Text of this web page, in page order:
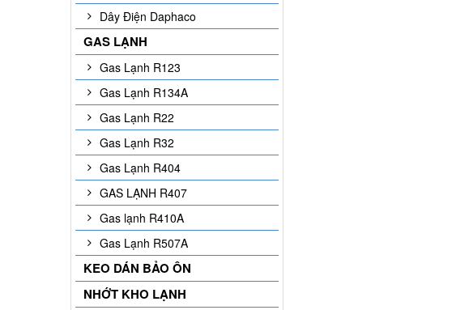
Dây Điện Daphaco
GAS LẠNH
Gas Lạnh R123
Gas Lạnh R134A
Gas Lạnh R22
Gas Lạnh R32
Gas Lạnh R404
GAS LẠNH R407
Gas lạnh R410A
Gas Lạnh R507A
KEO DÁN BẢO ÔN
NHỚT KHO LẠNH